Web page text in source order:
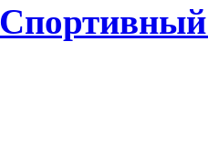
Спортивный